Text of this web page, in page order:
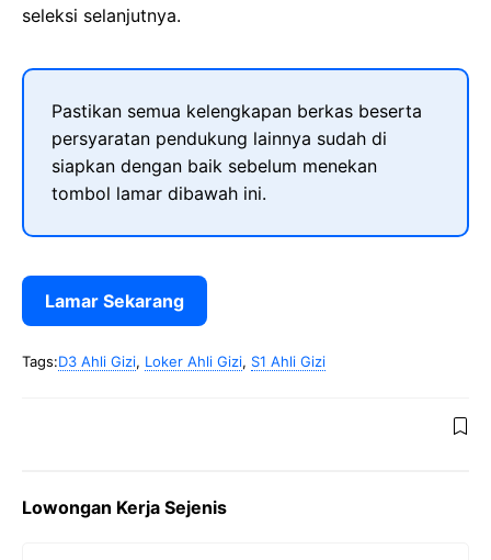
seleksi selanjutnya.
Pastikan semua kelengkapan berkas beserta
persyaratan pendukung lainnya sudah di
siapkan dengan baik sebelum menekan
tombol lamar dibawah ini.
Lamar Sekarang
Tags:D3 Ahli Gizi, Loker Ahli Gizi, S1 Ahli Gizi
Lowongan Kerja Sejenis